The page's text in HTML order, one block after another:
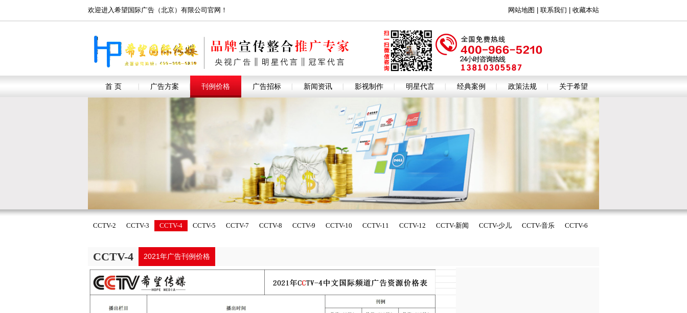
欢迎进入希望国际广告（北京）有限公司官网！ 网站地图 联系我们 收藏本站
首 页 广告方案 刊例价格 广告招标 新闻资讯 影视制作 明星代言 经典案例 政策法规 关于希望
CCTV-2 CCTV-3 CCTV-4 CCTV-5 CCTV-7 CCTV-8 CCTV-9 CCTV-10 CCTV-11 CCTV-12 CCTV-新闻 CCTV-少儿 CCTV-音乐 CCTV-6
CCTV-4 2021年广告刊例价格